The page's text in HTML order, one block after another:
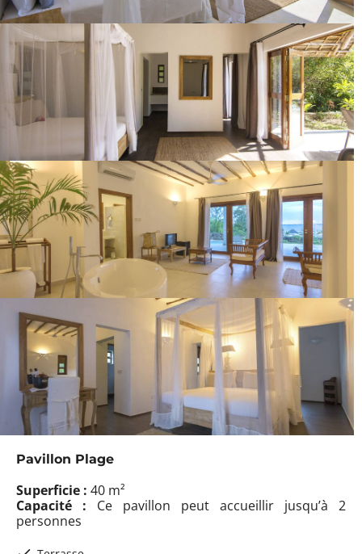
Pavillon Plage
Superficie : 40 m²
Capacité : Ce pavillon peut accueillir jusqu’à 2
personnes